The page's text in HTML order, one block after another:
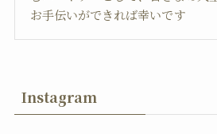
お手伝いができれば幸いです
Instagram